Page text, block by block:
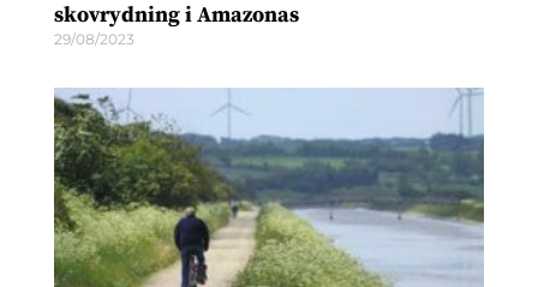
skovrydning i Amazonas
29/08/2023